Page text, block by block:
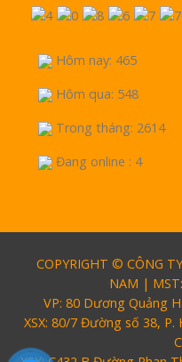
Hôm nay: 465
Hôm qua: 548
Trong tháng: 2614
Đang online : 4
COPYRIGHT © CÔNG
NAM |
VP: 80 Dương Quảng
XSX: 80/7 Đường số 38,